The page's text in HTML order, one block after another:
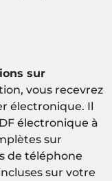
sur
vous recevrez
électronique. Il
électronique à
sur
de téléphone
sur votre